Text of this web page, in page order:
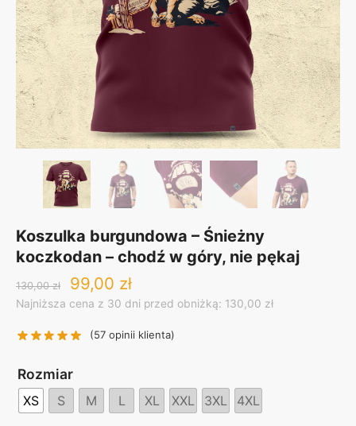
Koszulka burgundowa – Śnieżny
koczkodan – chodź w góry, nie pękaj
130,00zł
Original
price
130,00 zł.
99,00 złCurrent
price
99,00 zł.
Najniższa cena z 30 dni przed obniżką: 130,00 zł
(57 opinii klienta)
Rozmiar
XS S M L XL XXL 3XL 4XL